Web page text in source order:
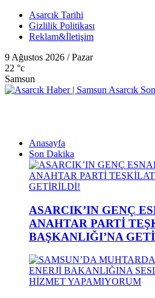
Asarcık Tarihi
Gizlilik Politikası
Reklam&İletişim
9 Ağustos 2026 / Pazar
22 °c
Samsun
Anasayfa
Son Dakika
ASARCIK’IN GENÇ
ANAHTAR PARTİ
BAŞKANLIĞI’NA